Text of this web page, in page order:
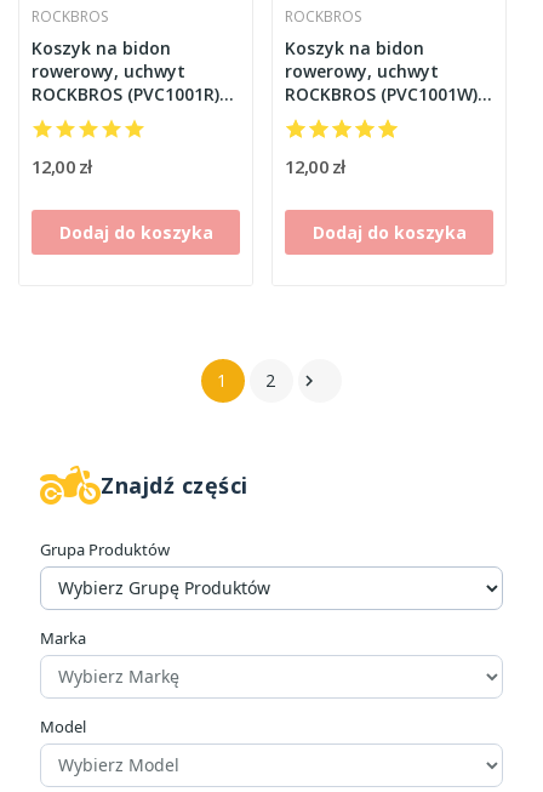
W magazynie 7
Kategorie
Bidony
6
Koszyki na bidon
Cena
zł
Znajdź części
Grupa Produktów
Marka
Model
ROCKBROS
Koszyk na bidon
rowerowy, uchwyt
ROCKBROS (PVC1001R)
czerwony
12,00 zł
Dodaj do koszyka
ROCKBROS
Koszyk na bidon
rowerowy, uchwyt
ROCKBROS (PVC1001W)
biały
12,00 zł
Dodaj do koszyka
1 2 